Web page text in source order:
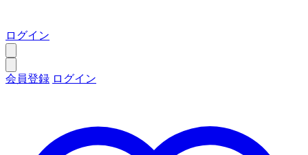
ログイン
会員登録 ログイン